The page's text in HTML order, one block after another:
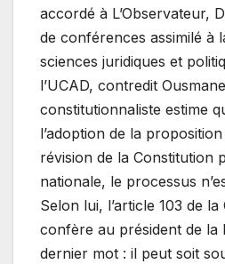
accordé à L’Observateur,
de conférences assimilé à
sciences juridiques et
l’UCAD, contredit
constitutionnaliste estime
l’adoption de la
révision de la Constitution
nationale, le processus
Selon lui, l’article 103 de
confère au président de la
dernier mot : il peut soit